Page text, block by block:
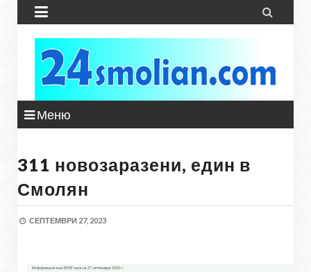
 
Меню
311 новозаразени, един в
Смолян
СЕПТЕМВРИ 27, 2023